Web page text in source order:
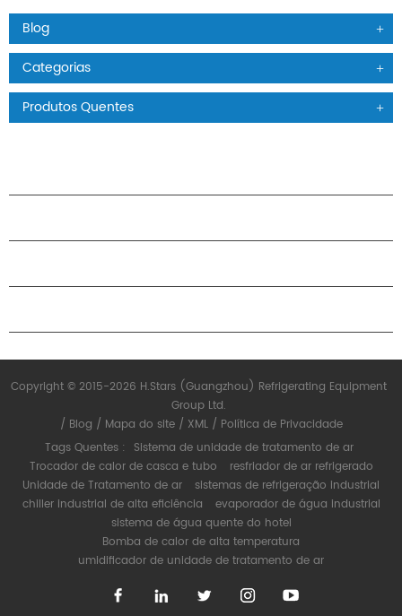
Blog
Categorias
Produtos Quentes
Copyright © 2015-2026 H.Stars (Guangzhou) Refrigerating Equipment
Group Ltd.
/ Blog / Mapa do site/ XML/ Política de Privacidade
Tags Quentes :
Sistema de unidade de tratamento de ar
Trocador de calor de casca e tubo
resfriador de ar refrigerado
Unidade de Tratamento de ar
sistemas de refrigeração industrial
chiller industrial de alta eficiência
evaporador de água industrial
sistema de água quente do hotel
Bomba de calor de alta temperatura
umidificador de unidade de tratamento de ar